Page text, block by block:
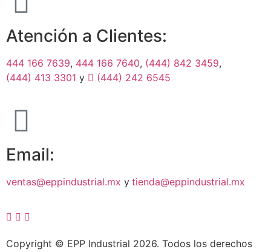
Atención a Clientes:
444 166 7639, 444 166 7640, (444) 842 3459,
(444) 413 3301 y (444) 242 6545
Email:
ventas@eppindustrial.mx y tienda@eppindustrial.mx
Copyright © EPP Industrial 2026. Todos los derechos